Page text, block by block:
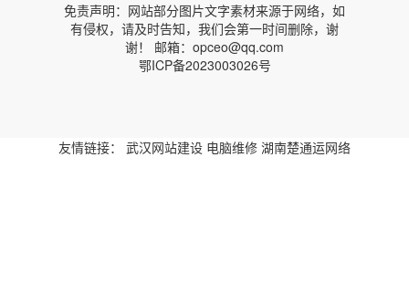
免责声明：网站部分图片文字素材来源于网络，如
有侵权，请及时告知，我们会第一时间删除，谢
谢！ 邮箱：opceo@qq.com
鄂ICP备2023003026号
友情链接： 武汉网站建设 电脑维修 湖南楚通运网络